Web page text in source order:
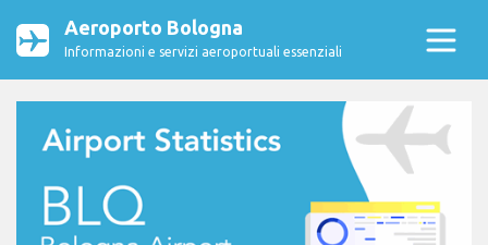
Aeroporto Bologna
Informazioni e servizi aeroportuali essenziali